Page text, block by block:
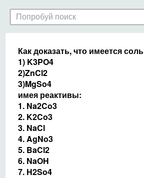
Как доказать, что имеется соль
1) K3PO4
2)ZnCl2
3)MgSo4
имея реактивы:
1. Na2Co3
2. K2Co3
3. NaCl
4. AgNo3
5. BaCl2
6. NaOH
7. H2So4